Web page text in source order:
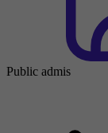
Public admis